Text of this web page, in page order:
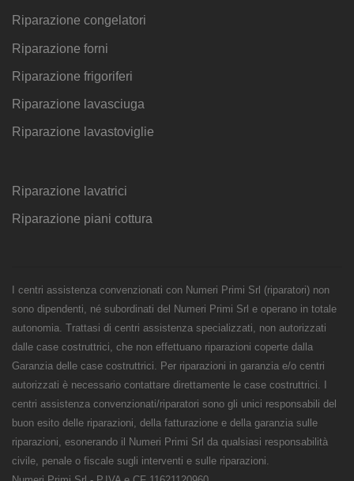
Riparazione congelatori
Riparazione forni
Riparazione frigoriferi
Riparazione lavasciuga
Riparazione lavastoviglie
Riparazione lavatrici
Riparazione piani cottura
I centri assistenza convenzionati con Numeri Primi Srl (riparatori) non
sono dipendenti, né subordinati del Numeri Primi Srl e operano in totale
autonomia. Trattasi di centri assistenza specializzati, non autorizzati
dalle case costruttrici, che non effettuano riparazioni coperte dalla
Garanzia delle case costruttrici. Per riparazioni in garanzia e/o centri
autorizzati è necessario contattare direttamente le case costruttrici. I
centri assistenza convenzionati/riparatori sono gli unici responsabili del
buon esito delle riparazioni, della fatturazione e della garanzia sulle
riparazioni, esonerando il Numeri Primi Srl da qualsiasi responsabilità
civile, penale o fiscale sugli interventi e sulle riparazioni.